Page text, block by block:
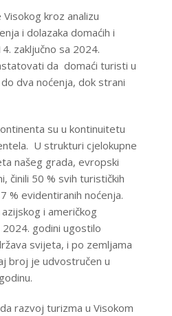
kroz analizu
i dolazaka domaćih i
zaključno sa 2024.
da domaći turisti u
dva noćenja, dok strani
su u kontinuitetu
U strukturi cjelokupne
našeg grada, evropski
činili 50 % svih turističkih
% evidentiranih noćenja.
i američkog
godini ugostilo
svijeta, i po zemljama
broj je udvostručen u
razvoj turizma u Visokom